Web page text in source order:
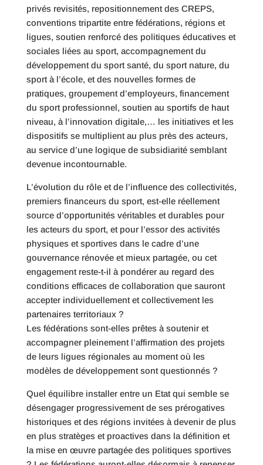
privés revisités, repositionnement des CREPS,
conventions tripartite entre fédérations, régions et
ligues, soutien renforcé des politiques éducatives et
sociales liées au sport, accompagnement du
développement du sport santé, du sport nature, du
sport à l’école, et des nouvelles formes de
pratiques, groupement d’employeurs, financement
du sport professionnel, soutien au sportifs de haut
niveau, à l’innovation digitale,… les initiatives et les
dispositifs se multiplient au plus près des acteurs,
au service d’une logique de subsidiarité semblant
devenue incontournable.
L’évolution du rôle et de l’influence des collectivités,
premiers financeurs du sport, est-elle réellement
source d’opportunités véritables et durables pour
les acteurs du sport, et pour l’essor des activités
physiques et sportives dans le cadre d’une
gouvernance rénovée et mieux partagée, ou cet
engagement reste-t-il à pondérer au regard des
conditions efficaces de collaboration que sauront
accepter individuellement et collectivement les
partenaires territoriaux ?
Les fédérations sont-elles prêtes à soutenir et
accompagner pleinement l’affirmation des projets
de leurs ligues régionales au moment où les
modèles de développement sont questionnés ?
Quel équilibre installer entre un Etat qui semble se
désengager progressivement de ses prérogatives
historiques et des régions invitées à devenir de plus
en plus stratèges et proactives dans la définition et
la mise en œuvre partagée des politiques sportives